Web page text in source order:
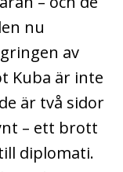
nu
av
Kuba är inte
är två sidor
– ett brott
diplomati.